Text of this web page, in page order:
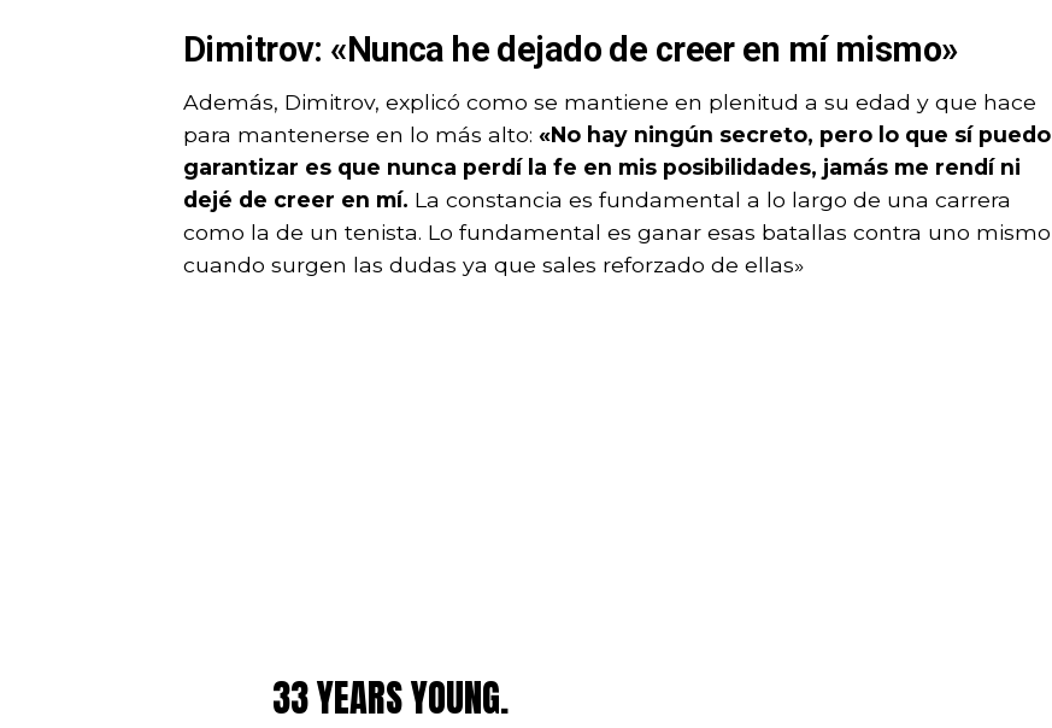
Dimitrov: «Nunca he dejado de creer en mí mismo»
Además, Dimitrov, explicó como se mantiene en plenitud a su edad y que hace
para mantenerse en lo más alto: «No hay ningún secreto, pero lo que sí puedo
garantizar es que nunca perdí la fe en mis posibilidades, jamás me rendí ni
dejé de creer en mí. La constancia es fundamental a lo largo de una carrera
como la de un tenista. Lo fundamental es ganar esas batallas contra uno mismo
cuando surgen las dudas ya que sales reforzado de ellas»
33 YEARS YOUNG.